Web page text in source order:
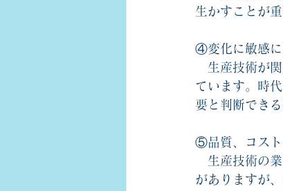
生かすことが重
④変化に敏感に
生産技術が関
ています。時
要と判断でき
⑤品質、コスト
生産技術の業
がありますが